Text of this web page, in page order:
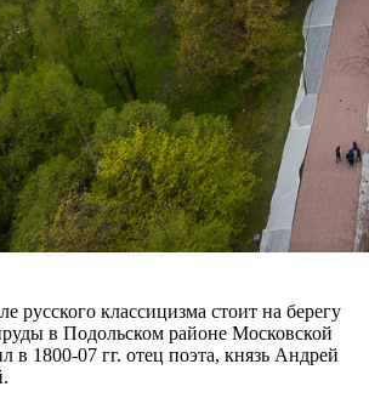
русского классицизма стоит на берегу
в Подольском районе Московской
в 1800-07 гг. отец поэта, князь Андрей